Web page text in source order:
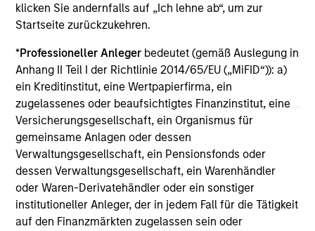
klicken Sie andernfalls auf „Ich lehne ab“, um zur
Startseite zurückzukehren.
*Professioneller Anleger bedeutet (gemäß Auslegung in
Anhang II Teil I der Richtlinie 2014/65/EU („MiFID“)): a)
ein Kreditinstitut, eine Wertpapierfirma, ein
zugelassenes oder beaufsichtigtes Finanzinstitut, eine
Versicherungsgesellschaft, ein Organismus für
gemeinsame Anlagen oder dessen
Verwaltungsgesellschaft, ein Pensionsfonds oder
dessen Verwaltungsgesellschaft, ein Warenhändler
oder Waren-Derivatehändler oder ein sonstiger
institutioneller Anleger, der in jedem Fall für die Tätigkeit
auf den Finanzmärkten zugelassen sein oder
announced that it has secured an investment
round of US$100 million from investment funds
(“MSTV”) and from one of the largest, most
experienced West-Coast mutual fund
managers. The investment values Clip in line
with the Series D round completed in 2021.
19-JUN-2024
May not represent all Team Members.